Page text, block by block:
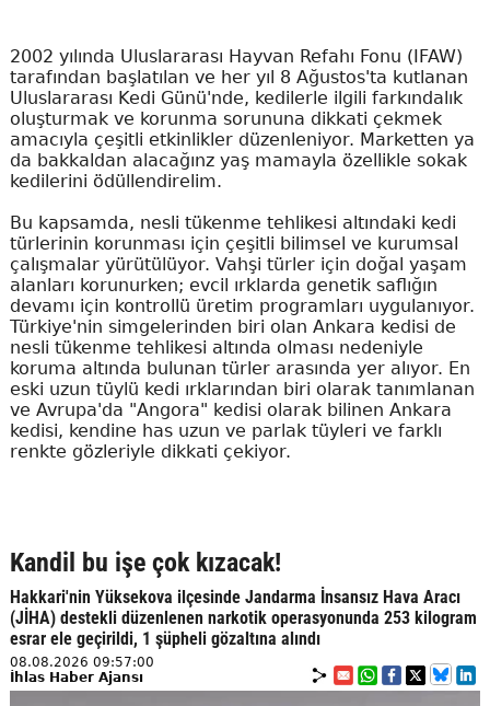
2002 yılında Uluslararası Hayvan Refahı Fonu (IFAW)
tarafından başlatılan ve her yıl 8 Ağustos'ta kutlanan
Uluslararası Kedi Günü'nde, kedilerle ilgili farkındalık
oluşturmak ve korunma sorununa dikkati çekmek
amacıyla çeşitli etkinlikler düzenleniyor. Marketten ya
da bakkaldan alacağınz yaş mamayla özellikle sokak
kedilerini ödüllendirelim.
Bu kapsamda, nesli tükenme tehlikesi altındaki kedi
türlerinin korunması için çeşitli bilimsel ve kurumsal
çalışmalar yürütülüyor. Vahşi türler için doğal yaşam
alanları korunurken; evcil ırklarda genetik saflığın
devamı için kontrollü üretim programları uygulanıyor.
Türkiye'nin simgelerinden biri olan Ankara kedisi de
nesli tükenme tehlikesi altında olması nedeniyle
koruma altında bulunan türler arasında yer alıyor. En
eski uzun tüylü kedi ırklarından biri olarak tanımlanan
ve Avrupa'da "Angora" kedisi olarak bilinen Ankara
kedisi, kendine has uzun ve parlak tüyleri ve farklı
renkte gözleriyle dikkati çekiyor.
Kandil bu işe çok kızacak!
Hakkari'nin Yüksekova ilçesinde Jandarma İnsansız Hava Aracı
(JİHA) destekli düzenlenen narkotik operasyonunda 253 kilogram
esrar ele geçirildi, 1 şüpheli gözaltına alındı
08.08.2026 09:57:00
İhlas Haber Ajansı